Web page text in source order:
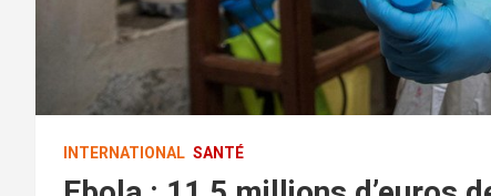
INTERNATIONAL SANTÉ